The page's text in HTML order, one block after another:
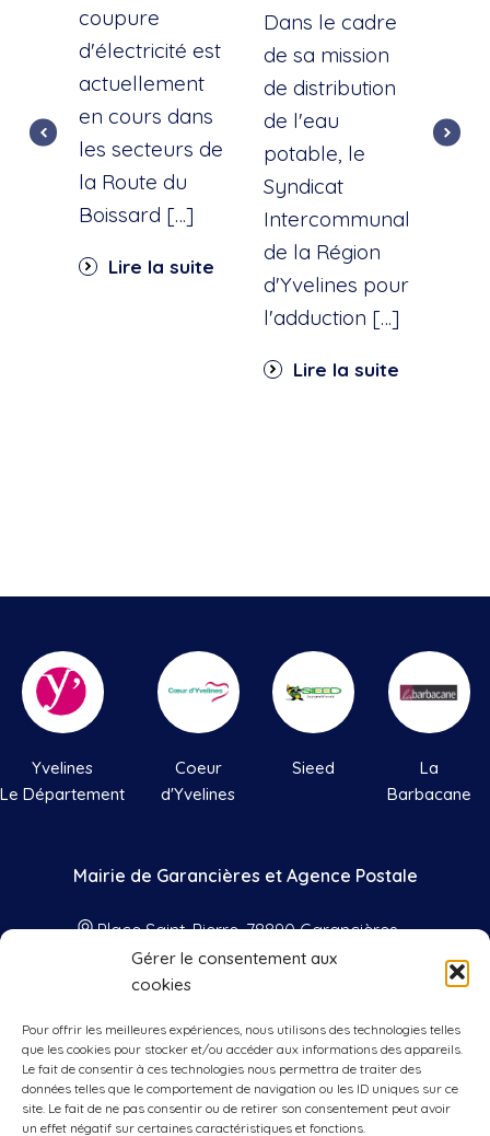
Gérer le consentement aux
cookies
Pour offrir les meilleures expériences, nous utilisons des technologies telles
que les cookies pour stocker et/ou accéder aux informations des appareils.
Le fait de consentir à ces technologies nous permettra de traiter des
données telles que le comportement de navigation ou les ID uniques sur ce
site. Le fait de ne pas consentir ou de retirer son consentement peut avoir
un effet négatif sur certaines caractéristiques et fonctions.
coupure
d'électricité est
actuellement
en cours dans
les secteurs de
la Route du
Boissard […]
Lire la suite
Dans le cadre
de sa mission
de distribution
de l'eau
potable, le
Syndicat
Intercommunal
de la Région
d'Yvelines pour
l'adduction […]
Lire la suite
Yvelines
Le Département
Coeur
d'Yvelines
Sieed
La
Barbacane
Mairie de Garancières et Agence Postale
Place Saint-Pierre, 78890 Garancières
01 34 86 41 33
Nos horaires
Lundis, mercredis, vendredis : 9h00 à
12h00 et 15h00 à 17h00